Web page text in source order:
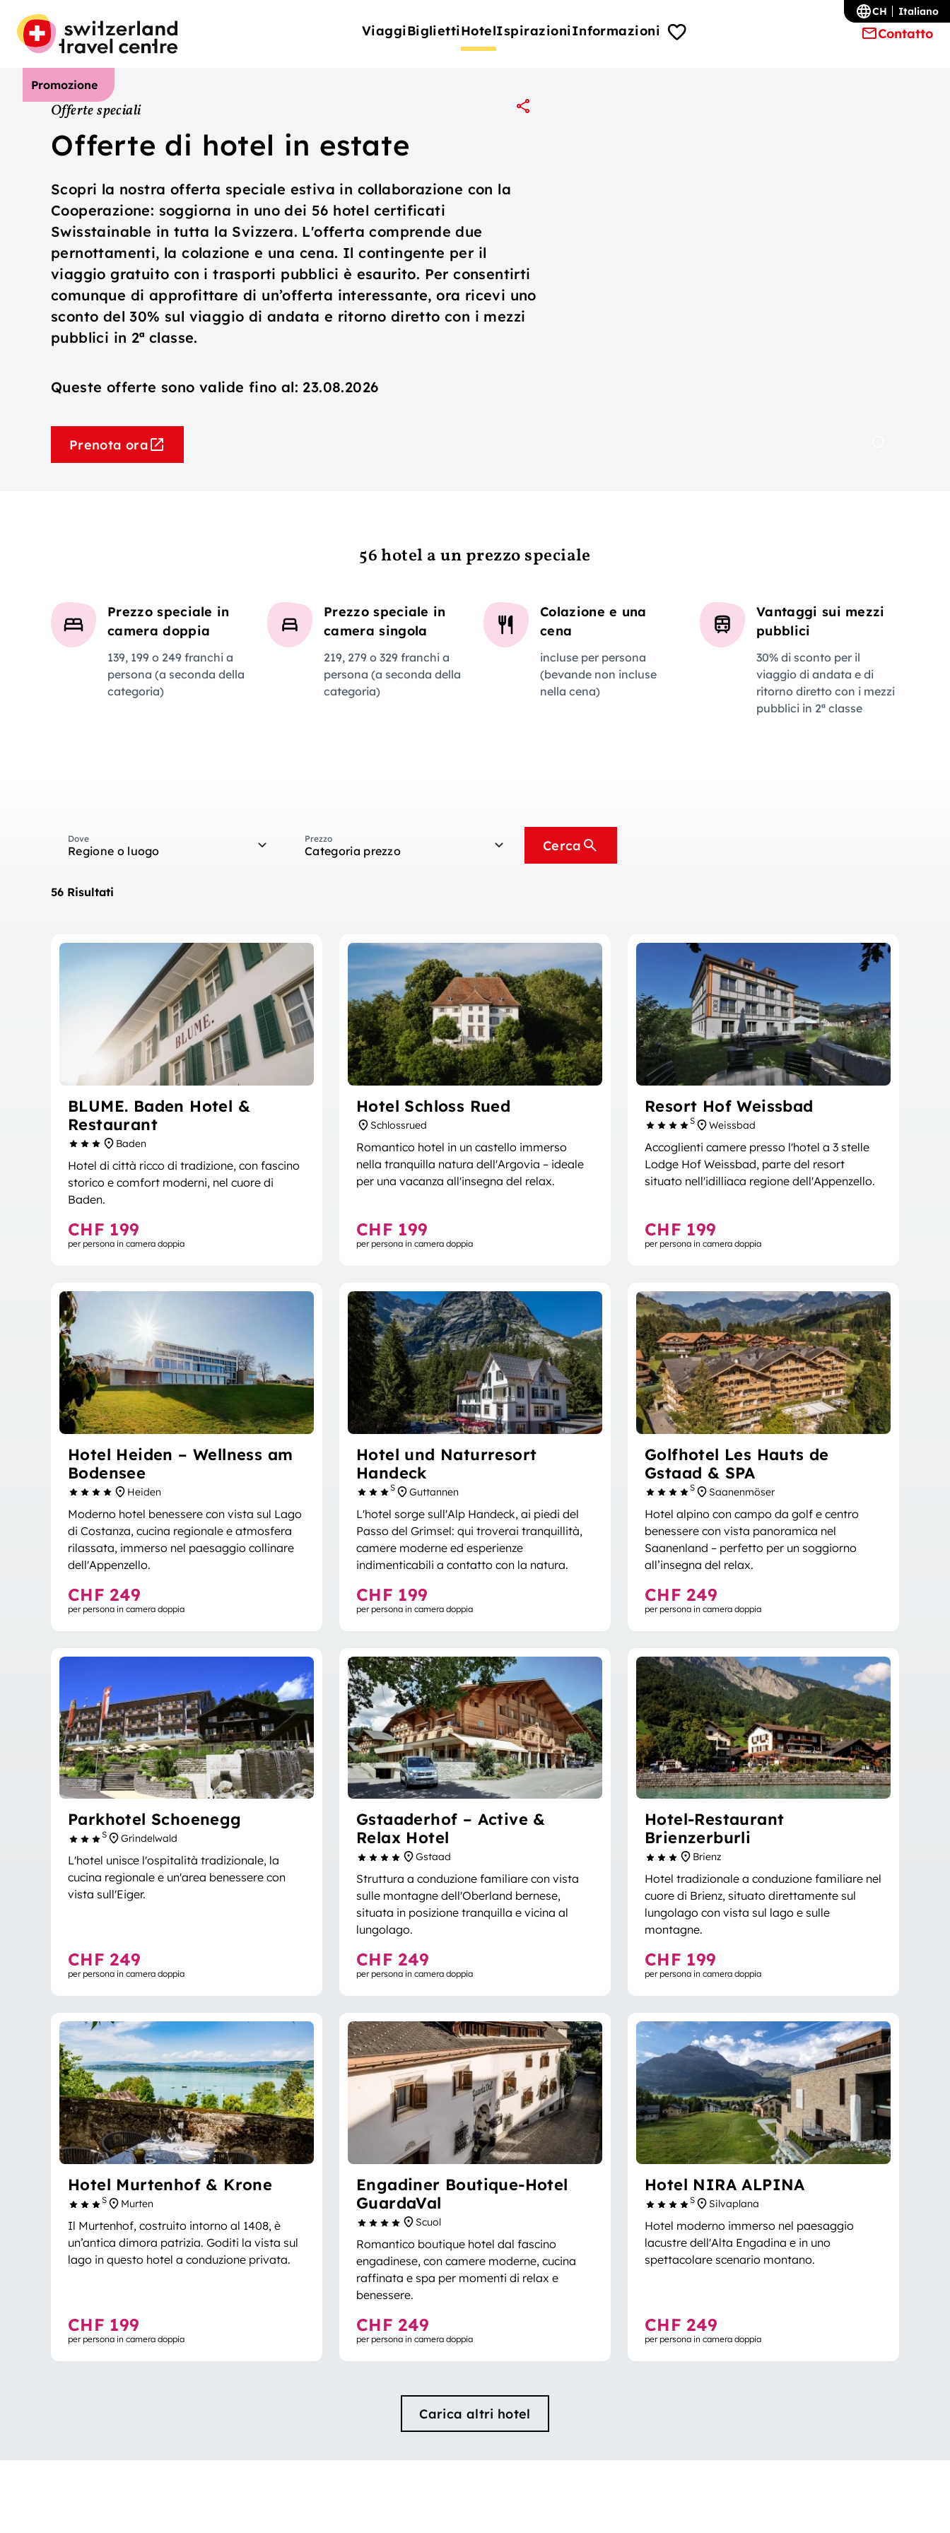
ViaggiBigliettiHotelIspirazioniInformazioni Contatto
CH Italiano
Promozione
Offerte speciali
Offerte di hotel in estate
Scopri la nostra offerta speciale estiva in collaborazione con la
Cooperazione: soggiorna in uno dei 56 hotel certificati
Swisstainable in tutta la Svizzera. L'offerta comprende due
pernottamenti, la colazione e una cena. Il contingente per il
viaggio gratuito con i trasporti pubblici è esaurito. Per consentirti
comunque di approfittare di un’offerta interessante, ora ricevi uno
sconto del 30% sul viaggio di andata e ritorno diretto con i mezzi
pubblici in 2ª classe.
Queste offerte sono valide fino al: 23.08.2026
Prenota ora
56 hotel a un prezzo speciale
Prezzo speciale in
camera doppia
139, 199 o 249 franchi a
persona (a seconda della
categoria)
Prezzo speciale in
camera singola
219, 279 o 329 franchi a
persona (a seconda della
categoria)
Colazione e una
cena
incluse per persona
(bevande non incluse
nella cena)
Vantaggi sui mezzi
pubblici
30% di sconto per il
viaggio di andata e di
ritorno diretto con i mezzi
pubblici in 2ª classe
Dove
Regione o luogo
Prezzo
Categoria prezzo Cerca
56 Risultati
BLUME. Baden Hotel &
Restaurant
Baden
Hotel di città ricco di tradizione, con fascino
storico e comfort moderni, nel cuore di
Baden.
CHF 199
per persona in camera doppia
Hotel Schloss Rued
Schlossrued
Romantico hotel in un castello immerso
nella tranquilla natura dell'Argovia – ideale
per una vacanza all'insegna del relax.
CHF 199
per persona in camera doppia
Resort Hof Weissbad
S Weissbad
Accoglienti camere presso l'hotel a 3 stelle
Lodge Hof Weissbad, parte del resort
situato nell'idilliaca regione dell'Appenzello.
CHF 199
per persona in camera doppia
Hotel Heiden – Wellness am
Bodensee
Heiden
Moderno hotel benessere con vista sul Lago
di Costanza, cucina regionale e atmosfera
rilassata, immerso nel paesaggio collinare
dell'Appenzello.
CHF 249
per persona in camera doppia
Hotel und Naturresort
Handeck
S Guttannen
L'hotel sorge sull'Alp Handeck, ai piedi del
Passo del Grimsel: qui troverai tranquillità,
camere moderne ed esperienze
indimenticabili a contatto con la natura.
CHF 199
per persona in camera doppia
Golfhotel Les Hauts de
Gstaad & SPA
S Saanenmöser
Hotel alpino con campo da golf e centro
benessere con vista panoramica nel
Saanenland – perfetto per un soggiorno
all’insegna del relax.
CHF 249
per persona in camera doppia
Parkhotel Schoenegg
S Grindelwald
L'hotel unisce l'ospitalità tradizionale, la
cucina regionale e un'area benessere con
vista sull'Eiger.
CHF 249
per persona in camera doppia
Gstaaderhof – Active &
Relax Hotel
Gstaad
Struttura a conduzione familiare con vista
sulle montagne dell'Oberland bernese,
situata in posizione tranquilla e vicina al
lungolago.
CHF 249
per persona in camera doppia
Hotel-Restaurant
Brienzerburli
Brienz
Hotel tradizionale a conduzione familiare nel
cuore di Brienz, situato direttamente sul
lungolago con vista sul lago e sulle
montagne.
CHF 199
per persona in camera doppia
Hotel Murtenhof & Krone
S Murten
Il Murtenhof, costruito intorno al 1408, è
un’antica dimora patrizia. Goditi la vista sul
lago in questo hotel a conduzione privata.
CHF 199
per persona in camera doppia
Engadiner Boutique-Hotel
GuardaVal
Scuol
Romantico boutique hotel dal fascino
engadinese, con camere moderne, cucina
raffinata e spa per momenti di relax e
benessere.
CHF 249
per persona in camera doppia
Hotel NIRA ALPINA
S Silvaplana
Hotel moderno immerso nel paesaggio
lacustre dell'Alta Engadina e in uno
spettacolare scenario montano.
CHF 249
per persona in camera doppia
Carica altri hotel